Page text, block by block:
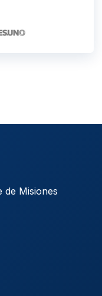
de Misiones